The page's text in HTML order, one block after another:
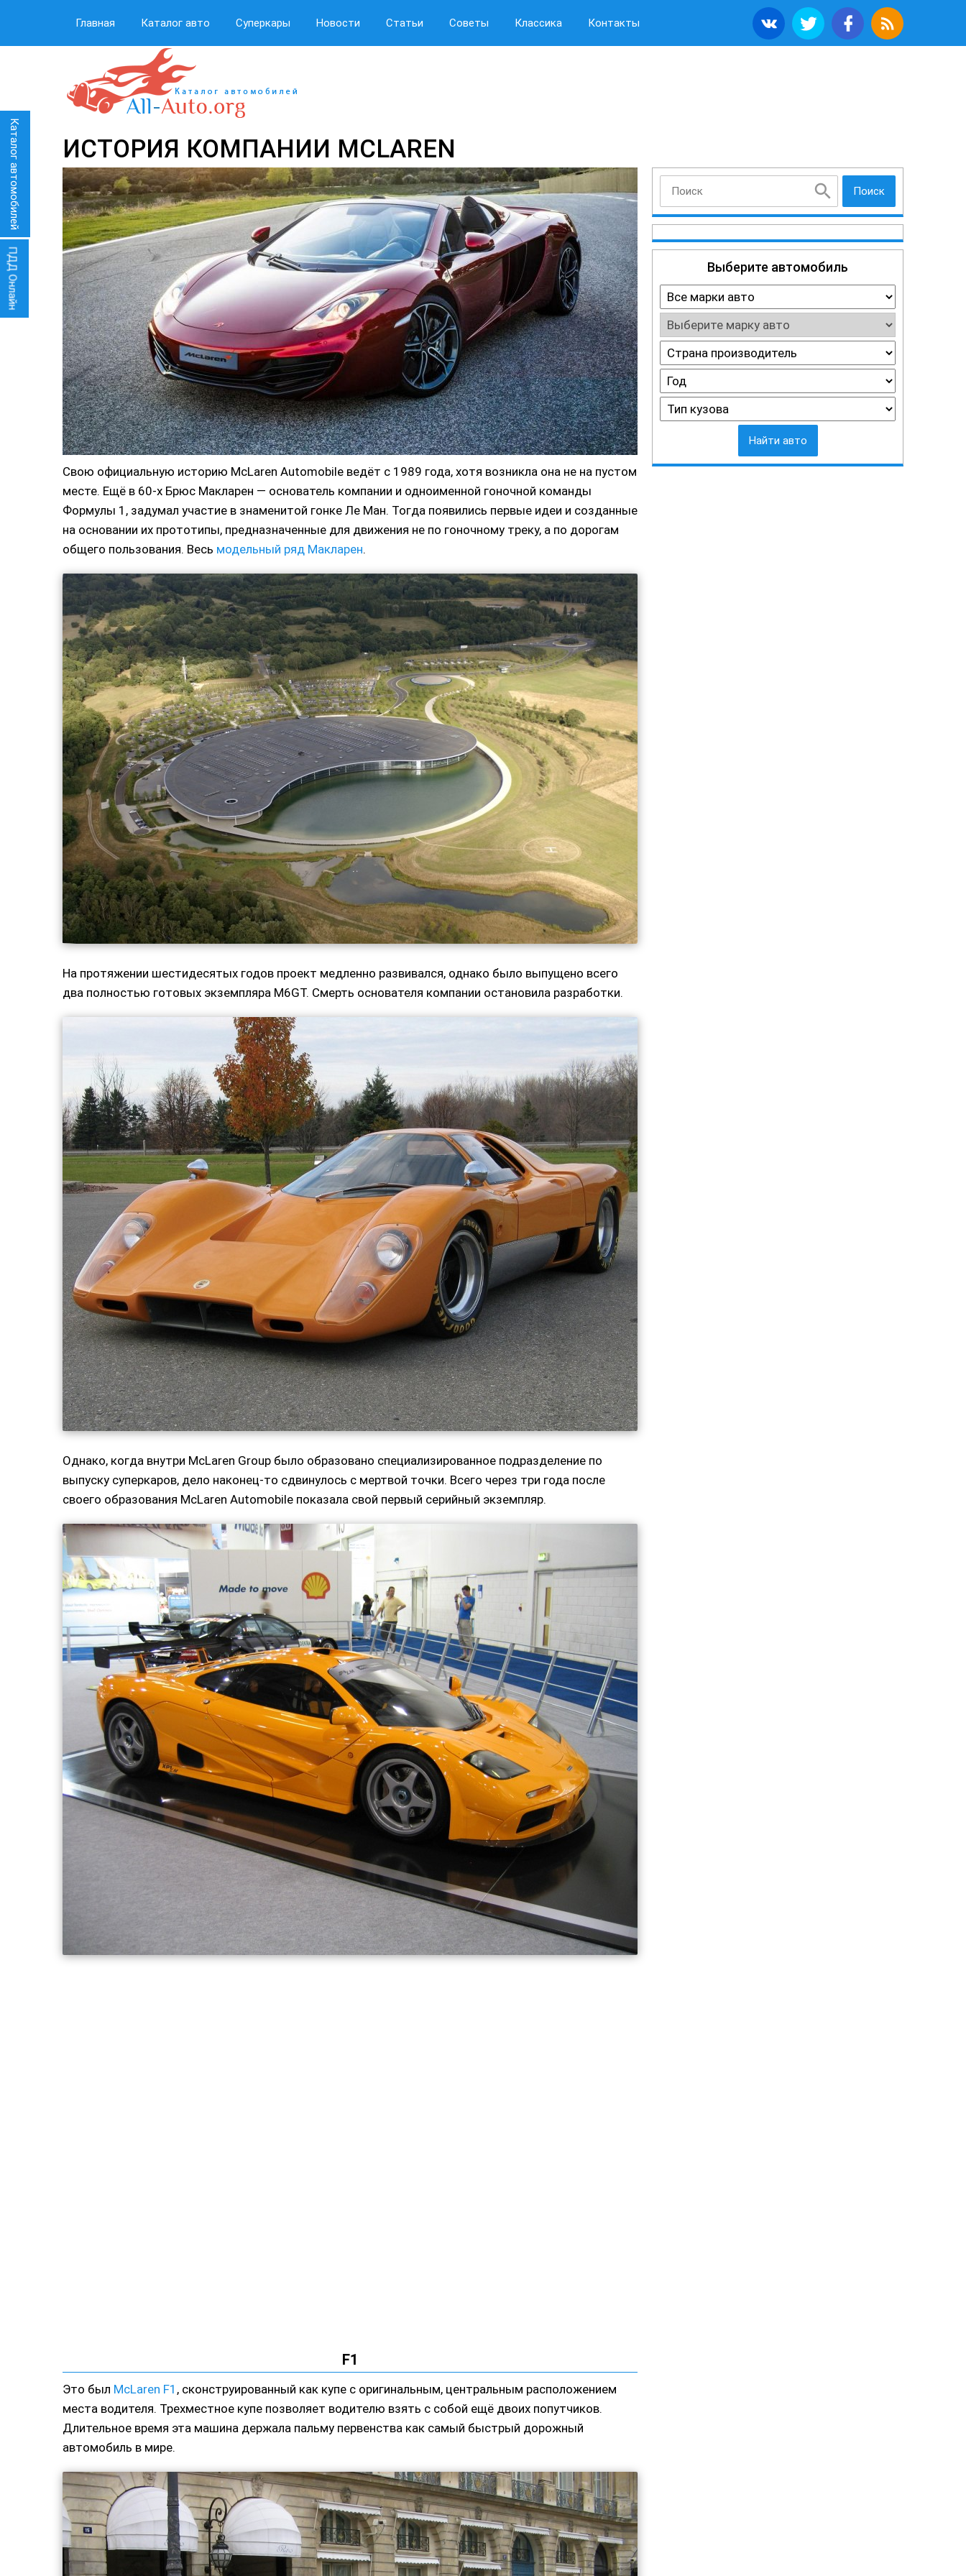
Главная Каталог авто Суперкары Новости Статьи Советы Классика Контакты
ИСТОРИЯ КОМПАНИИ MCLAREN
Поиск
Выберите автомобиль
Найти авто
Свою официальную историю McLaren Automobile ведёт с 1989 года, хотя возникла она не на пустом
месте. Ещё в 60-х Брюс Макларен — основатель компании и одноименной гоночной команды
Формулы 1, задумал участие в знаменитой гонке Ле Ман. Тогда появились первые идеи и созданные
на основании их прототипы, предназначенные для движения не по гоночному треку, а по дорогам
общего пользования. Весь модельный ряд Макларен.
На протяжении шестидесятых годов проект медленно развивался, однако было выпущено всего
два полностью готовых экземпляра M6GT. Смерть основателя компании остановила разработки.
Однако, когда внутри McLaren Group было образовано специализированное подразделение по
выпуску суперкаров, дело наконец-то сдвинулось с мертвой точки. Всего через три года после
своего образования McLaren Automobile показала свой первый серийный экземпляр.
F1
Это был McLaren F1 , сконструированный как купе с оригинальным, центральным расположением
места водителя. Трехместное купе позволяет водителю взять с собой ещё двоих попутчиков.
Длительное время эта машина держала пальму первенства как самый быстрый дорожный
автомобиль в мире.
Каталог автомобилей
ПДД Онлайн